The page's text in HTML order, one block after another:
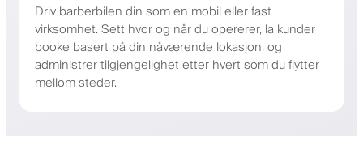
Driv barberbilen din som en mobil eller fast
virksomhet. Sett hvor og når du opererer, la kunder
booke basert på din nåværende lokasjon, og
administrer tilgjengelighet etter hvert som du flytter
mellom steder.